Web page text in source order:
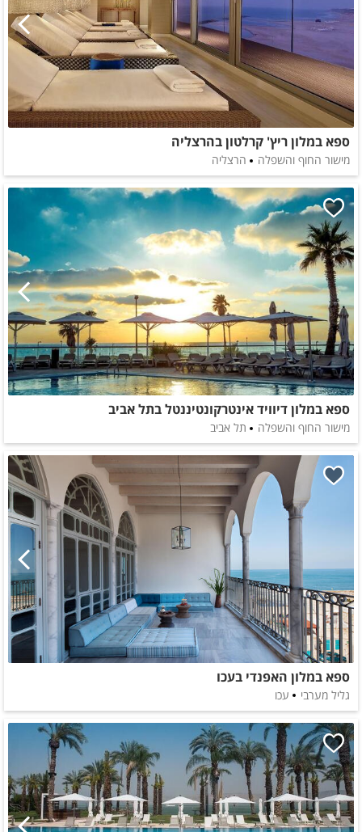
ספא במלון ריץ' קרלטון בהרצליה
מישור החוף והשפלה הרצליה
ספא במלון דיוויד אינטרקונטיננטל בתל אביב
מישור החוף והשפלה תל אביב
ספא במלון האפנדי בעכו
גליל מערבי עכו